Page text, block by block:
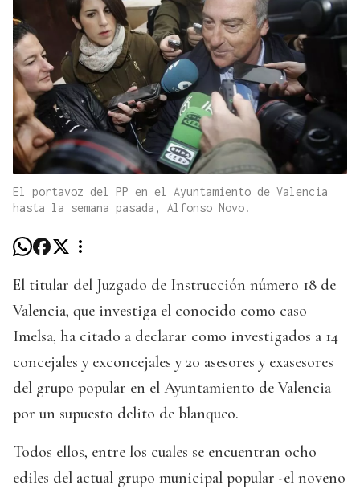
El portavoz del PP en el Ayuntamiento de Valencia
hasta la semana pasada, Alfonso Novo.
El titular del Juzgado de Instrucción número 18 de
Valencia, que investiga el conocido como caso
Imelsa, ha citado a declarar como investigados a 14
concejales y exconcejales y 20 asesores y exasesores
del grupo popular en el Ayuntamiento de Valencia
por un supuesto delito de blanqueo.
Todos ellos, entre los cuales se encuentran ocho
ediles del actual grupo municipal popular -el noveno